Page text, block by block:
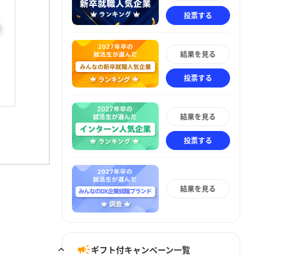
投票する
結果を見る
投票する
結果を見る
投票する
結果を見る
ギフト付キャンペーン一覧